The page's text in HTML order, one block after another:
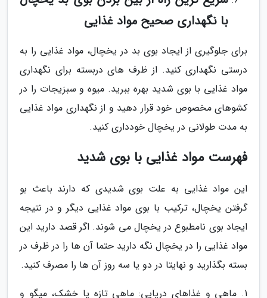
با نگهداری صحیح مواد غذایی
برای جلوگیری از ایجاد بوی بد در یخچال، مواد غذایی را به
درستی نگهداری کنید. از ظرف های دربسته برای نگهداری
مواد غذایی با بوی شدید بهره ببرید. میوه و سبزیجات را در
کشوهای مخصوص خود قرار دهید و از نگهداری مواد غذایی
به مدت طولانی در یخچال خودداری کنید.
فهرست مواد غذایی با بوی شدید
این مواد غذایی به علت بوی شدیدی که دارند باعث بو
گرفتن یخچال، ترکیب با بوی مواد غذایی دیگر و در نتیجه
ایجاد بوی نامطبوع در یخچال می شوند. اگر قصد دارید این
مواد غذایی را در یخچال نگه دارید حتما آن ها را در ظرف در
بسته بگذارید و نهایتا در دو یا سه روز آن ها را مصرف کنید.
1. ماهی و غذاهای دریایی: ماهی تازه یا خشک، میگو و